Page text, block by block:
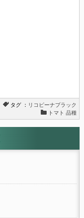
タグ ： リコピーナブラック
トマト 品種